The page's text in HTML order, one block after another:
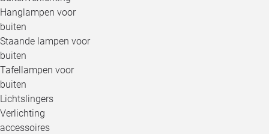
Hanglampen voor
buiten
Staande lampen voor
buiten
Tafellampen voor
buiten
Lichtslingers
Verlichting
accessoires